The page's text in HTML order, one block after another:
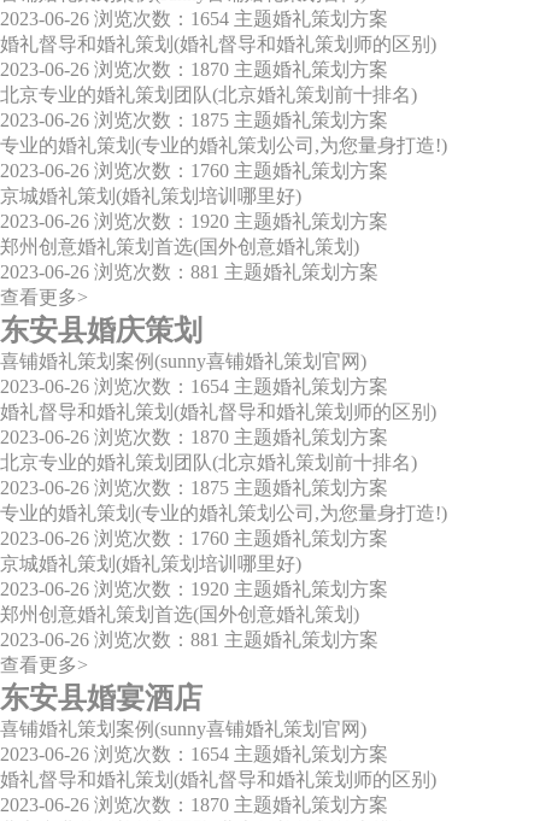
2023-06-26 浏览次数：1654 主题婚礼策划方案
婚礼督导和婚礼策划(婚礼督导和婚礼策划师的区别)
2023-06-26 浏览次数：1870 主题婚礼策划方案
北京专业的婚礼策划团队(北京婚礼策划前十排名)
2023-06-26 浏览次数：1875 主题婚礼策划方案
专业的婚礼策划(专业的婚礼策划公司,为您量身打造!)
2023-06-26 浏览次数：1760 主题婚礼策划方案
京城婚礼策划(婚礼策划培训哪里好)
2023-06-26 浏览次数：1920 主题婚礼策划方案
郑州创意婚礼策划首选(国外创意婚礼策划)
2023-06-26 浏览次数：881 主题婚礼策划方案
查看更多>
东安县婚庆策划
喜铺婚礼策划案例(sunny喜铺婚礼策划官网)
2023-06-26 浏览次数：1654 主题婚礼策划方案
婚礼督导和婚礼策划(婚礼督导和婚礼策划师的区别)
2023-06-26 浏览次数：1870 主题婚礼策划方案
北京专业的婚礼策划团队(北京婚礼策划前十排名)
2023-06-26 浏览次数：1875 主题婚礼策划方案
专业的婚礼策划(专业的婚礼策划公司,为您量身打造!)
2023-06-26 浏览次数：1760 主题婚礼策划方案
京城婚礼策划(婚礼策划培训哪里好)
2023-06-26 浏览次数：1920 主题婚礼策划方案
郑州创意婚礼策划首选(国外创意婚礼策划)
2023-06-26 浏览次数：881 主题婚礼策划方案
查看更多>
东安县婚宴酒店
喜铺婚礼策划案例(sunny喜铺婚礼策划官网)
2023-06-26 浏览次数：1654 主题婚礼策划方案
婚礼督导和婚礼策划(婚礼督导和婚礼策划师的区别)
2023-06-26 浏览次数：1870 主题婚礼策划方案